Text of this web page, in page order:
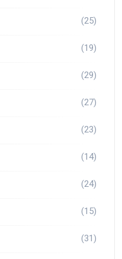
(25)
(19)
(29)
(27)
(23)
(14)
(24)
(15)
(31)